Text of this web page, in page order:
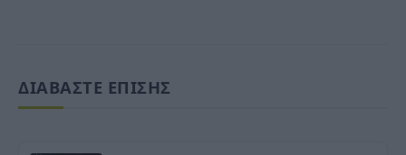
ΔΙΑΒΑΣΤΕ ΕΠΙΣΗΣ